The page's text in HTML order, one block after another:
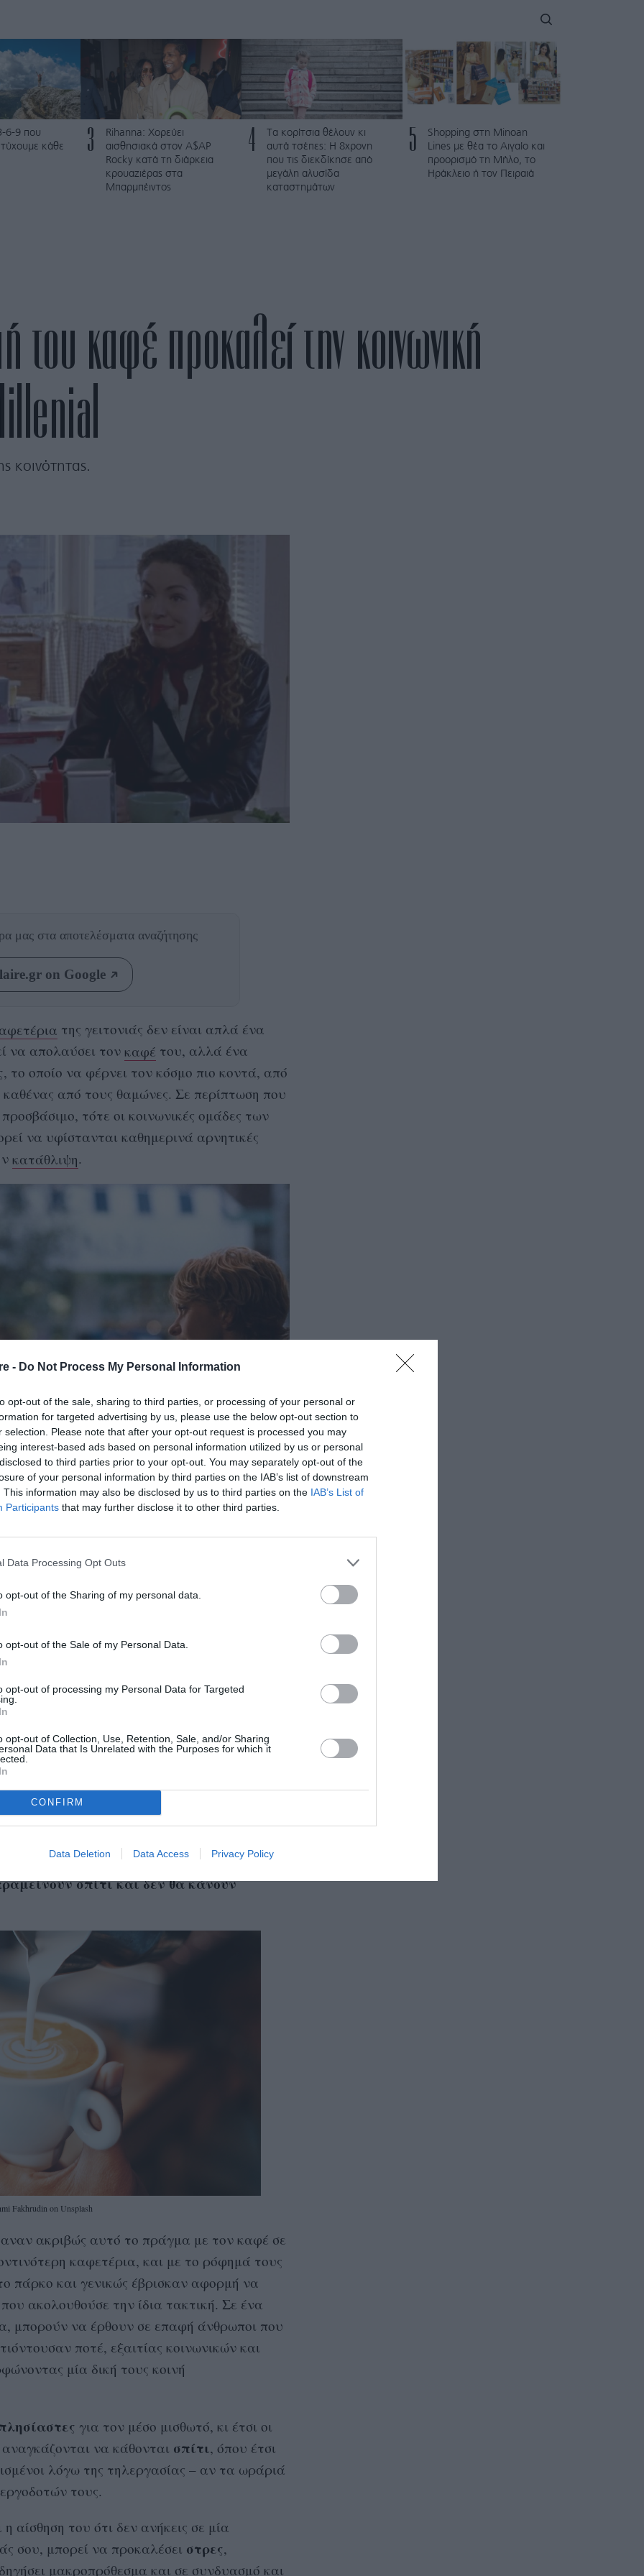
- Do Not Process My Personal Information
opt-out of the sale, sharing to third parties, or processing of your personal or
for targeted advertising by us, please use the below opt-out section to
selection. Please note that after your opt-out request is processed you may
interest-based ads based on personal information utilized by us or personal
to third parties prior to your opt-out. You may separately opt-out of the
of your personal information by third parties on the IAB’s list of downstream
This information may also be disclosed by us to third parties on the IAB’s List of
Participants that may further disclose it to other third parties.
Data Processing Opt Outs
opt-out of the Sharing of my personal data.
opt-out of the Sale of my Personal Data.
opt-out of processing my Personal Data for Targeted
opt-out of Collection, Use, Retention, Sale, and/or Sharing
Data that Is Unrelated with the Purposes for which it
CONFIRM
Data Deletion Data Access Privacy Policy
6-9 που
κάθε
3
Rihanna: Χορεύει
αισθησιακά στον A$AP
Rocky κατά τη διάρκεια
κρουαζιέρας στα
Μπαρμπέιντος
4
Τα κορίτσια θέλουν κι
αυτά τσέπες: Η 8χρονη
που τις διεκδίκησε από
μεγάλη αλυσίδα
καταστημάτων
5
Shopping στη Minoan
Lines με θέα το Αιγαίο και
προορισμό τη Μήλο, το
Ηράκλειο ή τον Πειραιά
του καφέ προκαλεί την κοινωνική
κοινότητας.
μας στα αποτελέσματα αναζήτησης
on Google
της γειτονιάς δεν είναι απλά ένα
να απολαύσει τον καφέ του, αλλά ένα
, το οποίο να φέρνει τον κόσμο πιο κοντά, από
από τους θαμώνες. Σε περίπτωση που
τότε οι κοινωνικές ομάδες των
να υφίστανται καθημερινά αρνητικές
κατάθλιψη.
επαφή, ανεξάρτητα από την
αν έχει παρέα στο σπίτι του. Ένα καφέ, ένα
πολλούς, καθώς δεν είναι ούτε το σπίτι,
ως
από την αναζήτηση ενός προϊόντος. Σε μία
κουβέντα με κάποιον άγνωστο, θα κάνει
και γενικότερα μπορεί να βρει την
ιδιαίτερα. Απλώς πηγαίνει στο ταμείο και
εύκολο, τουλάχιστον σε χώρες όπως οι ΗΠΑ,
ως και το
και ο take-away καφές μπορεί να είναι
να αντιμετωπίσουν ένα σημαντικό
κοινωνικοποίηση.
σε ένα μέρος όπου συχνάζει θεωρητικά
σπίτι και δεν θα κάνουν
Fakhrudin on Unsplash
ακριβώς αυτό το πράγμα με τον καφέ σε
καφετέρια, και με το ρόφημά τους
πάρκο και γενικώς έβρισκαν αφορμή να
ακολουθούσε την ίδια τακτική. Σε ένα
μπορούν να έρθουν σε επαφή άνθρωποι που
ποτέ, εξαιτίας κοινωνικών και
μία δική τους κοινή
για τον μέσο μισθωτό, κι έτσι οι
να κάθονται σπίτι, όπου έτσι
λόγω της τηλεργασίας – αν τα ωράριά
τους.
η αίσθηση του ότι δεν ανήκεις σε μία
σου, μπορεί να προκαλέσει στρες,
μακροπρόθεσμα και σε συνδυασμό και